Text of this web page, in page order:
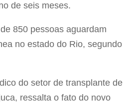
de seis meses.
850 pessoas aguardam
no estado do Rio, segundo
do setor de transplante de
ressalta o fato do novo